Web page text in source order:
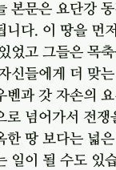
본문은 요단강
니다. 이 땅을 먼
었고 그들은 목
신들에게 더 맞
벤과 갓 자손의
로 넘어가서 전
한 땅 보다는 넓
일이 될 수도 있